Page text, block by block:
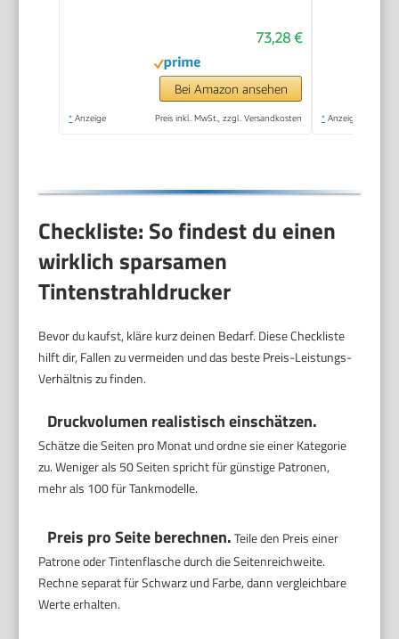
73,28 €
Bei Amazon ansehen
* Anzeige Preis inkl. MwSt., zzgl. Versandkosten * Anzeige
Checkliste: So findest du einen
wirklich sparsamen
Tintenstrahldrucker
Bevor du kaufst, kläre kurz deinen Bedarf. Diese Checkliste
hilft dir, Fallen zu vermeiden und das beste Preis-Leistungs-
Verhältnis zu finden.
Druckvolumen realistisch einschätzen.
Schätze die Seiten pro Monat und ordne sie einer Kategorie
zu. Weniger als 50 Seiten spricht für günstige Patronen,
mehr als 100 für Tankmodelle.
Preis pro Seite berechnen.Teile den Preis einer
Patrone oder Tintenflasche durch die Seitenreichweite.
Rechne separat für Schwarz und Farbe, dann vergleichbare
Werte erhalten.